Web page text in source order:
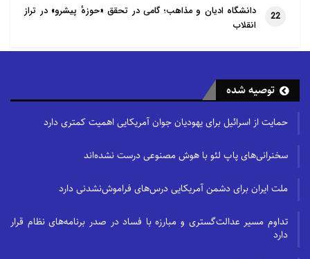
22
دانشگاه ادیان و مذاهب؛ گامی در تحقق «حوزهٔ پیشرو» در تراز
انقلاب
توصیه شده
حمایت از اسرائیل برای یهودیان جوان آمریکایی اهمیت کمتری دارد
سخنرانی‌های پاپ لئو با هوش مصنوعی درست نشده‌اند
ملت ایران برای دشمن آمریکایی درس‌های فراموش‌نشدنی دارد
تداوم مسیر عدالت‌گستری و مبارزه با فساد در صدر برنامه‌های نظام قرار
دارد